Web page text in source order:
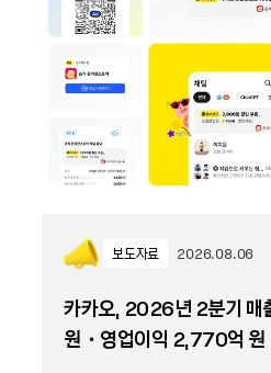
보도자료 2026.08.06
카카오, 2026년 2분기
원・영업이익 2,770억 원